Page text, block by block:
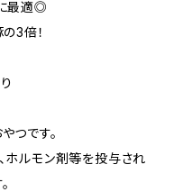
最適◎
3倍！
つです。
ホルモン剤等を投与され